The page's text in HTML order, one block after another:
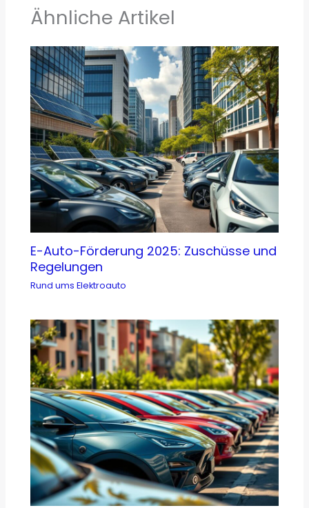
Ähnliche Artikel
E-Auto-Förderung 2025: Zuschüsse und
Regelungen
Rund ums Elektroauto